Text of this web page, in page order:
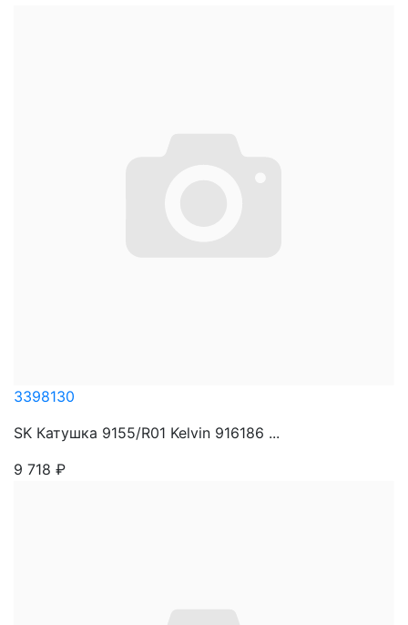
3398130
SK Катушка 9155/R01 Kelvin 916186 ...
9 718 ₽